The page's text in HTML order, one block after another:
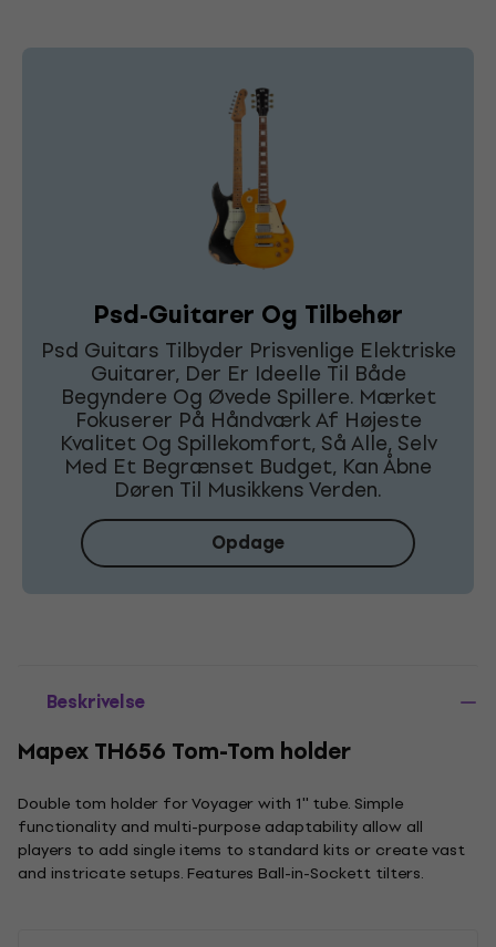
Psd-Guitarer Og Tilbehør
Psd Guitars Tilbyder Prisvenlige Elektriske
Guitarer, Der Er Ideelle Til Både
Begyndere Og Øvede Spillere. Mærket
Fokuserer På Håndværk Af Højeste
Kvalitet Og Spillekomfort, Så Alle, Selv
Med Et Begrænset Budget, Kan Åbne
Døren Til Musikkens Verden.
Opdage
Beskrivelse
Mapex TH656 Tom-Tom holder
Double tom holder for Voyager with 1'' tube. Simple
functionality and multi-purpose adaptability allow all
players to add single items to standard kits or create vast
and instricate setups. Features Ball-in-Sockett tilters.